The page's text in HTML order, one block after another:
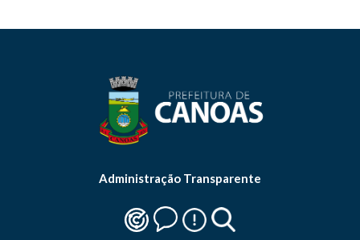
Administração Transparente